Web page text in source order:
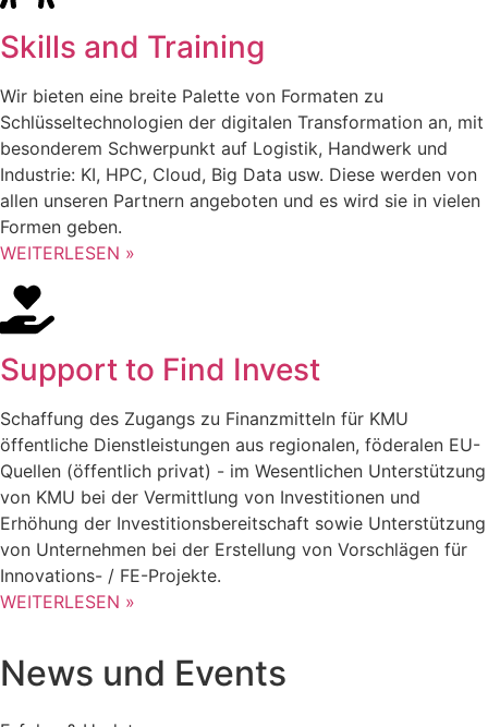
Skills and Training
Wir bieten eine breite Palette von Formaten zu
Schlüsseltechnologien der digitalen Transformation an, mit
besonderem Schwerpunkt auf Logistik, Handwerk und
Industrie: KI, HPC, Cloud, Big Data usw. Diese werden von
allen unseren Partnern angeboten und es wird sie in vielen
Formen geben.
WEITERLESEN »
Support to Find Invest
Schaffung des Zugangs zu Finanzmitteln für KMU
öffentliche Dienstleistungen aus regionalen, föderalen EU-
Quellen (öffentlich privat) - im Wesentlichen Unterstützung
von KMU bei der Vermittlung von Investitionen und
Erhöhung der Investitionsbereitschaft sowie Unterstützung
von Unternehmen bei der Erstellung von Vorschlägen für
Innovations- / FE-Projekte.
WEITERLESEN »
News und Events